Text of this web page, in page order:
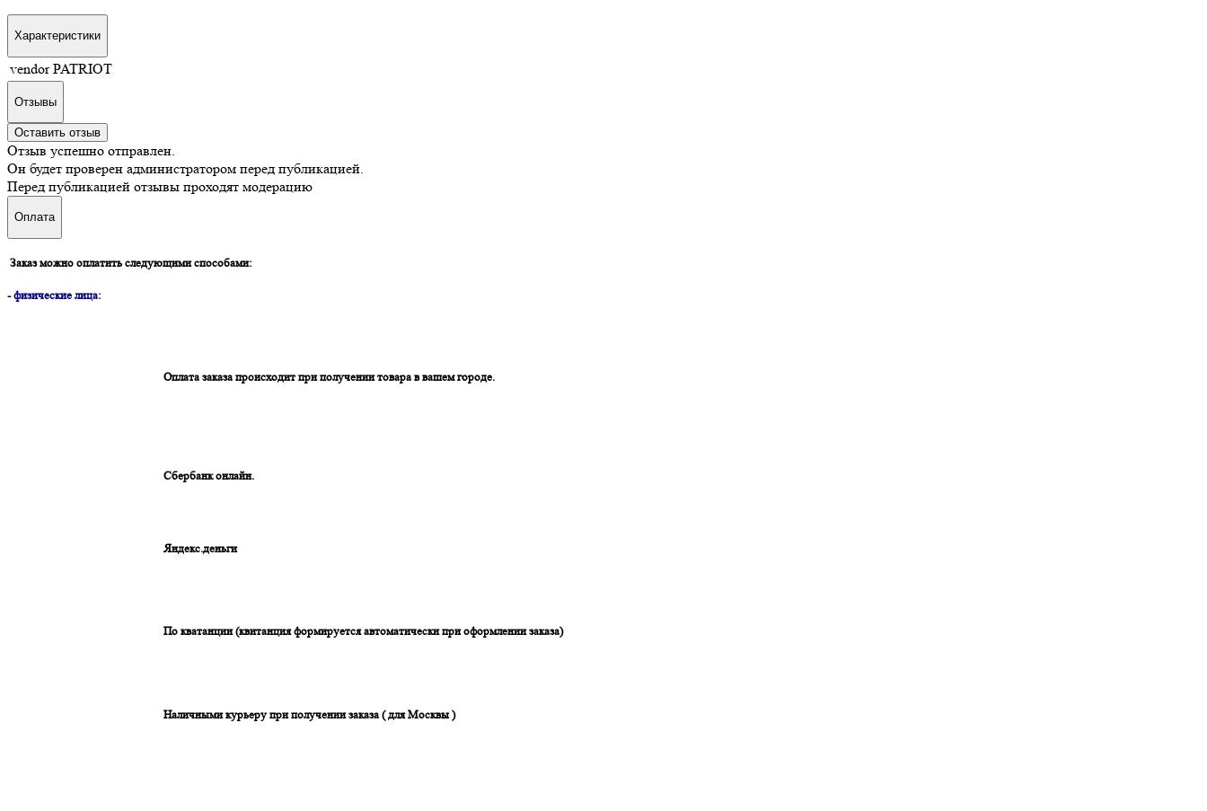
Характеристики
vendor PATRIOT
Отзывы
Оставить отзыв
Отзыв успешно отправлен.
Он будет проверен администратором перед публикацией.
Перед публикацией отзывы проходят модерацию
Оплата
Заказ можно оплатить следующими способами:
-физические лица:
Оплата заказа происходит при получении товара в вашем городе.
Сбербанк онлайн.
Яндекс.деньги
По кватанции (квитанция формируется автоматически при оформлении заказа)
Наличными курьеру при получении заказа ( для Москвы )